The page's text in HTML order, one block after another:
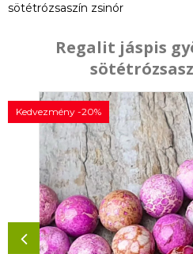
sötétrózsaszín zsinór
Regalit jáspis
Kedvezmény -20%